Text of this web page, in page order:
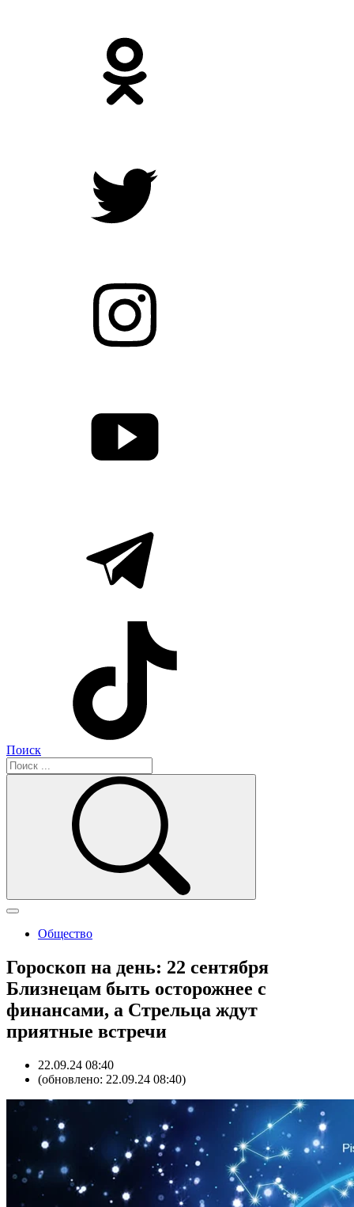
Поиск
Общество
Гороскоп на день: 22 сентября
Близнецам быть осторожнее с
финансами, а Стрельца ждут
приятные встречи
22.09.24 08:40
(обновлено: 22.09.24 08:40)